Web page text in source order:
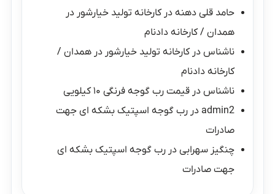
حامد قلی دهنه درکارخانه تولید خیارشور در
همدان / کارخانه دادنام
ناشناس درکارخانه تولید خیارشور در همدان /
کارخانه دادنام
ناشناس درقیمت رب گوجه فرنگی ۱۰ کیلویی
admin2 دررب گوجه اسپتیک بشکه ای جهت
صادرات
چنگیز سهرابی دررب گوجه اسپتیک بشکه ای
جهت صادرات